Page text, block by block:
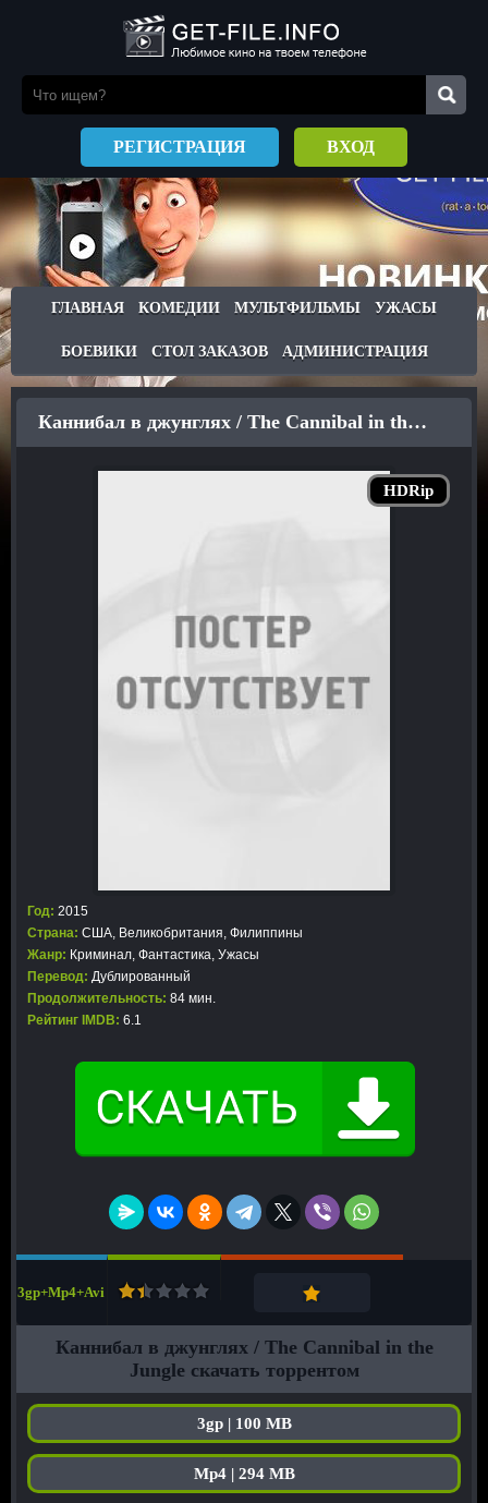
РЕГИСТРАЦИЯ ВХОД
ГЛАВНАЯ КОМЕДИИ МУЛЬТФИЛЬМЫ УЖАСЫ
БОЕВИКИ СТОЛ ЗАКАЗОВ АДМИНИСТРАЦИЯ
HDRip
Каннибал в джунглях / The Cannibal in the Jungle (2015)
Год: 2015
Страна: США, Великобритания, Филиппины
Жанр: Криминал, Фантастика, Ужасы
Перевод: Дублированный
Продолжительность: 84 мин.
Рейтинг IMDB: 6.1
3gp+Mp4+Avi
Каннибал в джунглях / The Cannibal in the
Jungle скачать торрентом
3gp | 100 MB
Mp4 | 294 MB